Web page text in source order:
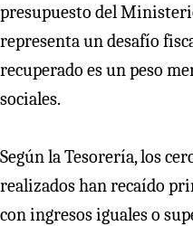
presupuesto del
representa un desafío
recuperado es un peso
sociales.
Según la Tesorería, los
realizados han recaído
con ingresos iguales o